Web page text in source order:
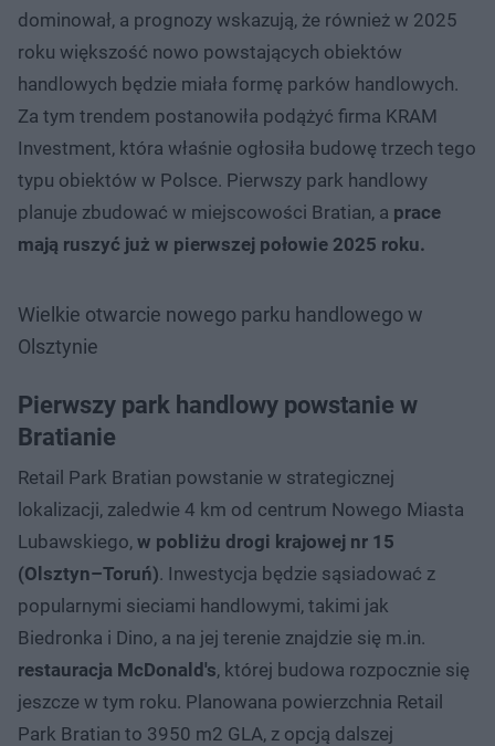
dominował, a prognozy wskazują, że również w 2025
roku większość nowo powstających obiektów
handlowych będzie miała formę parków handlowych.
Za tym trendem postanowiła podążyć firma KRAM
Investment, która właśnie ogłosiła budowę trzech tego
typu obiektów w Polsce. Pierwszy park handlowy
planuje zbudować w miejscowości Bratian, a prace
mają ruszyć już w pierwszej połowie 2025 roku.
Wielkie otwarcie nowego parku handlowego w
Olsztynie
Pierwszy park handlowy powstanie w
Bratianie
Retail Park Bratian powstanie w strategicznej
lokalizacji, zaledwie 4 km od centrum Nowego Miasta
Lubawskiego, w pobliżu drogi krajowej nr 15
(Olsztyn–Toruń). Inwestycja będzie sąsiadować z
popularnymi sieciami handlowymi, takimi jak
Biedronka i Dino, a na jej terenie znajdzie się m.in.
restauracja McDonald's, której budowa rozpocznie się
jeszcze w tym roku. Planowana powierzchnia Retail
Park Bratian to 3950 m2 GLA, z opcją dalszej